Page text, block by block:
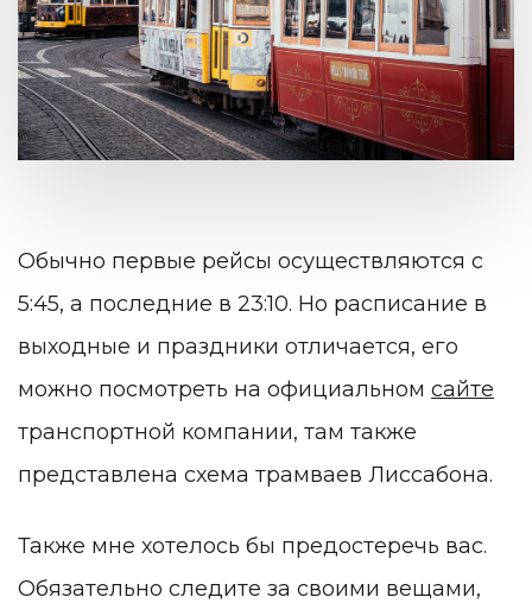
Обычно первые рейсы осуществляются с
5:45, а последние в 23:10. Но расписание в
выходные и праздники отличается, его
можно посмотреть на официальном сайте
транспортной компании, там также
представлена схема трамваев Лиссабона.
Также мне хотелось бы предостеречь вас.
Обязательно следите за своими вещами,